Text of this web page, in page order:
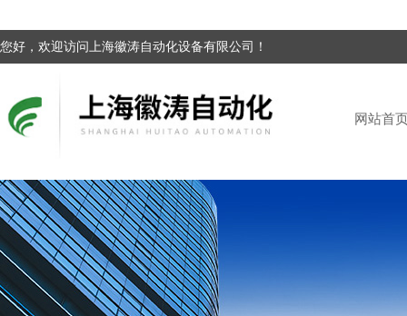
您好，欢迎访问上海徽涛自动化设备有限公司！
网站首